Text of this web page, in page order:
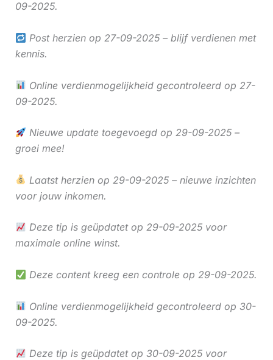
09-2025.
Post herzien op 27-09-2025 – blijf verdienen met
kennis.
Online verdienmogelijkheid gecontroleerd op 27-
09-2025.
Nieuwe update toegevoegd op 29-09-2025 –
groei mee!
Laatst herzien op 29-09-2025 – nieuwe inzichten
voor jouw inkomen.
Deze tip is geüpdatet op 29-09-2025 voor
maximale online winst.
Deze content kreeg een controle op 29-09-2025.
Online verdienmogelijkheid gecontroleerd op 30-
09-2025.
Deze tip is geüpdatet op 30-09-2025 voor